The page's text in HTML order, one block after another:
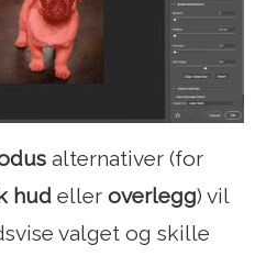
alternativer (for
hud eller overlegg) vil
valget og skille